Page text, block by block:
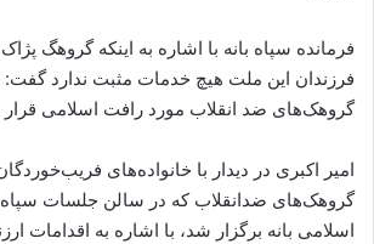
فرمانده سپاه بانه با اشاره به اینکه گروهگ
فرزندان این ملت هیچ خدمات مثبت ندارد
گرو‌هک‌های ضد انقلاب مورد رافت اسلامی قرار
امیر اکبری در دیدار با خانواده‌های
گروهک‌های ضدانقلاب که در سالن جلسات سپاه
اسلامی بانه برگزار شد، با اشاره به اقدامات